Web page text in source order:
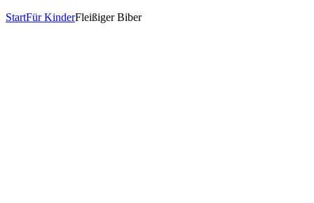
StartFür KinderFleißiger Biber